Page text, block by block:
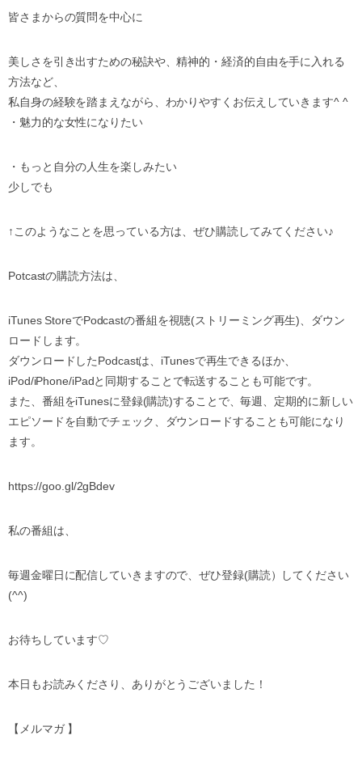
皆さまからの質問を中心に
美しさを引き出すための秘訣や、精神的・経済的自由を手に入れる
方法など、
私自身の経験を踏まえながら、わかりやすくお伝えしていきます^ ^
・魅力的な女性になりたい
・もっと自分の人生を楽しみたい
少しでも
↑このようなことを思っている方は、ぜひ購読してみてください♪
Potcastの購読方法は、
iTunes StoreでPodcastの番組を視聴(ストリーミング再生)、ダウン
ロードします。
ダウンロードしたPodcastは、iTunesで再生できるほか、
iPod/iPhone/iPadと同期することで転送することも可能です。
また、番組をiTunesに登録(購読)することで、毎週、定期的に新しい
エピソードを自動でチェック、ダウンロードすることも可能になり
ます。
https://goo.gl/2gBdev
私の番組は、
毎週金曜日に配信していきますので、ぜひ登録(購読）してください
(^^)
お待ちしています♡
本日もお読みくださり、ありがとうございました！
【メルマガ 】